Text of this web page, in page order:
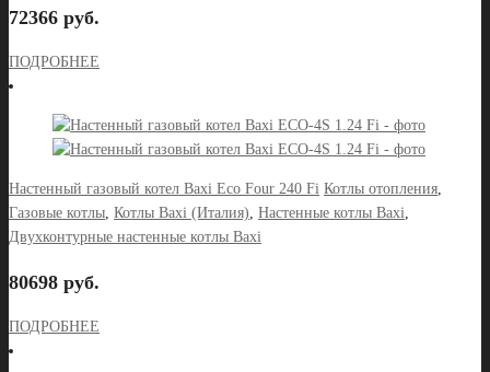
72366 руб.
ПОДРОБНЕЕ
Настенный газовый котел Baxi Eco Four 240 Fi Котлы отопления
Газовые котлы Котлы Baxi (Италия) Настенные котлы Baxi
Двухконтурные настенные котлы Baxi
80698 руб.
ПОДРОБНЕЕ